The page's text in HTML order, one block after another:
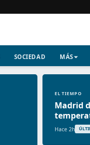
SOCIEDAD MÁS
EL TIEMPO
Madrid
Hace 2h